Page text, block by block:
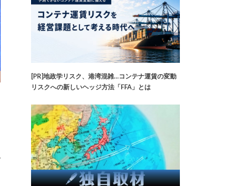
[PR]地政学リスク、港湾混雑…コンテナ運賃の変動
リスクへの新しいヘッジ方法「FFA」とは